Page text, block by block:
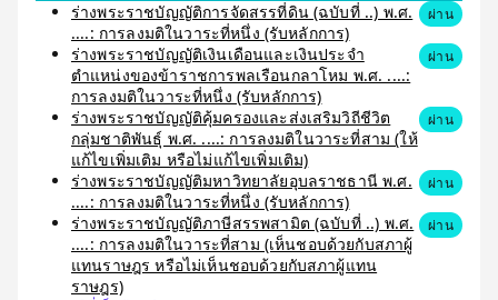
ร่างพระราชบัญญัติการจัดสรรที่ดิน (ฉบับที่ ..) พ.ศ.
....: การลงมติในวาระที่หนึ่ง (รับหลักการ)
ผ่าน
ร่างพระราชบัญญัติเงินเดือนและเงินประจำ
ตำแหน่งของข้าราชการพลเรือนกลาโหม พ.ศ. ....:
การลงมติในวาระที่หนึ่ง (รับหลักการ)
ผ่าน
ร่างพระราชบัญญัติคุ้มครองและส่งเสริมวิถีชีวิต
กลุ่มชาติพันธุ์ พ.ศ. ....: การลงมติในวาระที่สาม (ให้
แก้ไขเพิ่มเติม หรือไม่แก้ไขเพิ่มเติม)
ผ่าน
ร่างพระราชบัญญัติมหาวิทยาลัยอุบลราชธานี พ.ศ.
....: การลงมติในวาระที่หนึ่ง (รับหลักการ)
ผ่าน
ร่างพระราชบัญญัติภาษีสรรพสามิต (ฉบับที่ ..) พ.ศ.
....: การลงมติในวาระที่สาม (เห็นชอบด้วยกับสภาผู้
แทนราษฎร หรือไม่เห็นชอบด้วยกับสภาผู้แทน
ราษฎร)
ผ่าน